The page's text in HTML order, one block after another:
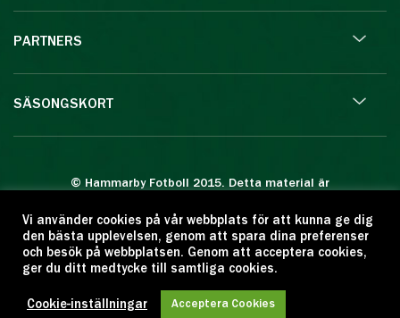
PARTNERS
SÄSONGSKORT
© Hammarby Fotboll 2015. Detta material är
Eftertryck eller annan kopiering är förbjuden.
Citera oss gärna men ange källan:
www.hammarbyfotboll.se. Ansvarig utgivare:
Love Gustafsson.
Vi använder cookies på vår webbplats för att kunna ge dig
den bästa upplevelsen, genom att spara dina preferenser
och besök på webbplatsen. Genom att acceptera cookies,
ger du ditt medtycke till samtliga cookies.
Cookie-inställningar Acceptera Cookies